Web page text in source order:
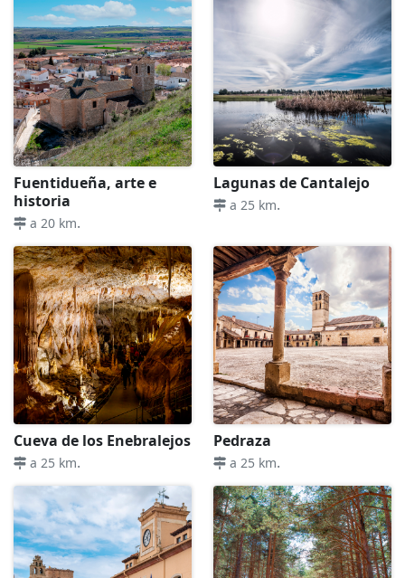
Fuentidueña, arte e
historia
a 20 km.
Lagunas de Cantalejo
a 25 km.
Cueva de los Enebralejos
a 25 km.
Pedraza
a 25 km.